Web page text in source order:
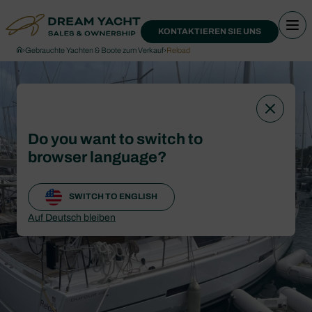
KONTAKTIEREN SIE UNS
›Gebrauchte Yachten & Boote zum Verkauf›Reload
Do you want to switch to
browser language?
SWITCH TO ENGLISH
Auf Deutsch bleiben